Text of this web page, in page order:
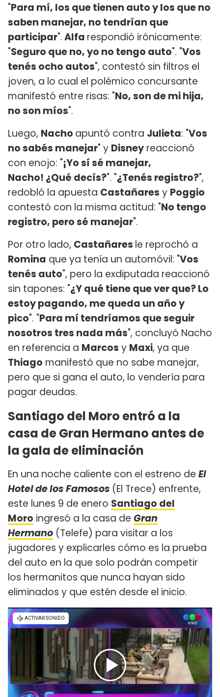
"Para mí, los que tienen auto y los que no
saben manejar, no tendrían que
participar".Alfa respondió irónicamente:
"Seguro que no, yo no tengo auto". "Vos
tenés ocho autos", contestó sin filtros el
joven, a lo cual el polémico concursante
manifestó entre risas: "No, son de mi hija,
no son míos".
Luego, Nacho apuntó contra Julieta: "Vos
no sabés manejar" y Disney reaccionó
con enojo: "¡Yo sí sé manejar,
Nacho! ¿Qué decís?". "¿Tenés registro?",
redobló la apuesta Castañares y Poggio
contestó con la misma actitud: "No tengo
registro, pero sé manejar".
Por otro lado, Castañares le reprochó a
Romina que ya tenía un automóvil: "Vos
tenés auto", pero la exdiputada reaccionó
sin tapones: "¿Y qué tiene que ver que? Lo
estoy pagando, me queda un año y
pico". "Para mí tendríamos que seguir
nosotros tres nada más", concluyó Nacho
en referencia a Marcos y Maxi, ya que
Thiago manifestó que no sabe manejar,
pero que si gana el auto, lo vendería para
pagar deudas.
Santiago del Moro entró a la
casa de Gran Hermano antes de
la gala de eliminación
En una noche caliente con el estreno de El
Hotel de los Famosos (El Trece) enfrente,
este lunes 9 de enero Santiago del
Moro ingresó a la casa de Gran
Hermano (Telefe) para visitar a los
jugadores y explicarles cómo es la prueba
del auto en la que solo podrán competir
los hermanitos que nunca hayan sido
eliminados y que estén desde el inicio.